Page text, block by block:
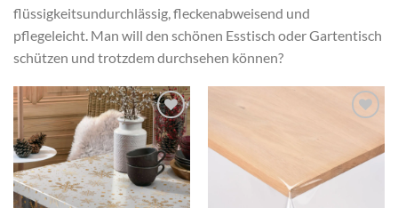
flüssigkeitsundurchlässig, fleckenabweisend und
pflegeleicht. Man will den schönen Esstisch oder Gartentisch
schützen und trotzdem durchsehen können?
Add to
wishlist